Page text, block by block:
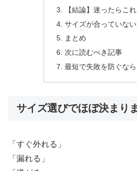
【結論】迷ったらこれ
サイズが合っていな
まとめ
次に読むべき記事
最短で失敗を防ぐなら
サイズ選びでほぼ決まり
「すぐ外れる」
「漏れる」